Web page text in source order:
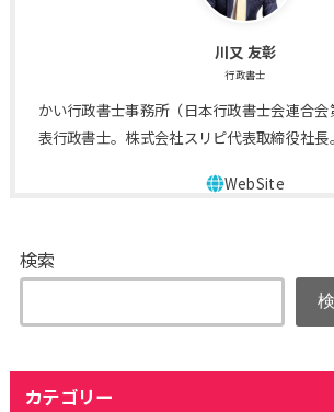
川又 友彰
行政書士
かい行政書士事務所（日本行政書士会連合
表行政書士。株式会社スリピ代表取締役社長。
検索
カテゴリー